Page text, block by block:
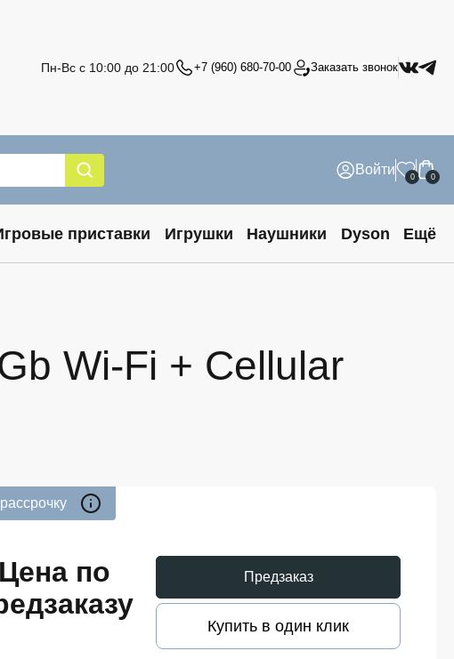
Пн-Вс с 10:00 до 21:00 +7 (960) 680-70-00 Заказать звонок
Войти 0 0
приставки Игрушки Наушники Dyson Ещё
Wi-Fi + Cellular
Цена по
Предзаказ
Купить в один клик